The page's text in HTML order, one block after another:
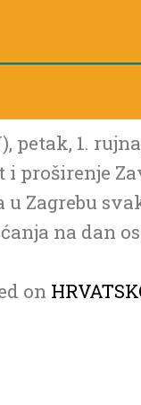
petak, 1.
Zagrebu
na dan
on